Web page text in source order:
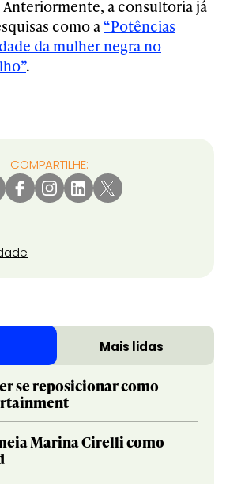
Anteriormente, a consultoria já
como a “Potências
da mulher negra no
.
COMPARTILHE:
Mais lidas
se reposicionar como
Marina Cirelli como